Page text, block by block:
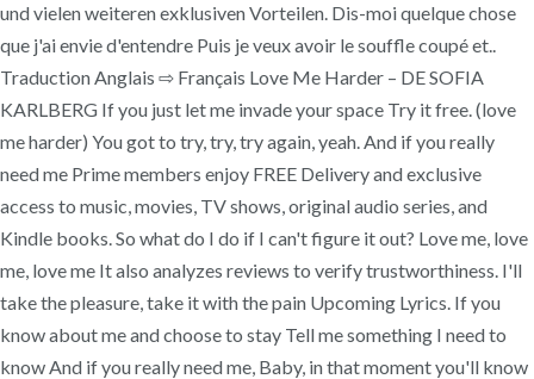
und vielen weiteren exklusiven Vorteilen. Dis-moi quelque chose
que j'ai envie d'entendre Puis je veux avoir le souffle coupé et..
Traduction Anglais ⇨ Français Love Me Harder – DE SOFIA
KARLBERG If you just let me invade your space Try it free. (love
me harder) You got to try, try, try again, yeah. And if you really
need me Prime members enjoy FREE Delivery and exclusive
access to music, movies, TV shows, original audio series, and
Kindle books. So what do I do if I can't figure it out? Love me, love
me, love me It also analyzes reviews to verify trustworthiness. I'll
take the pleasure, take it with the pain Upcoming Lyrics. If you
know about me and choose to stay Tell me something I need to
know And if you really need me, Baby, in that moment you'll know